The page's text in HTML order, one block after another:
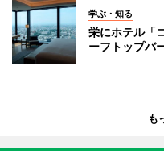
学ぶ・知る
栄にホテル「
ーフトップバ
も